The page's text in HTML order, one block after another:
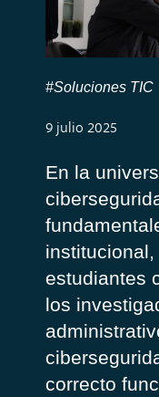
#Soluciones TIC
9 julio 2025
En la
institucional
estudiantes
los
correcto